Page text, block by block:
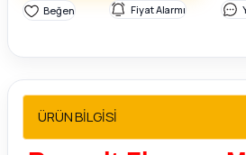
Sedan
Fiyat Alarmı
ÜRÜN BİLGİSİ